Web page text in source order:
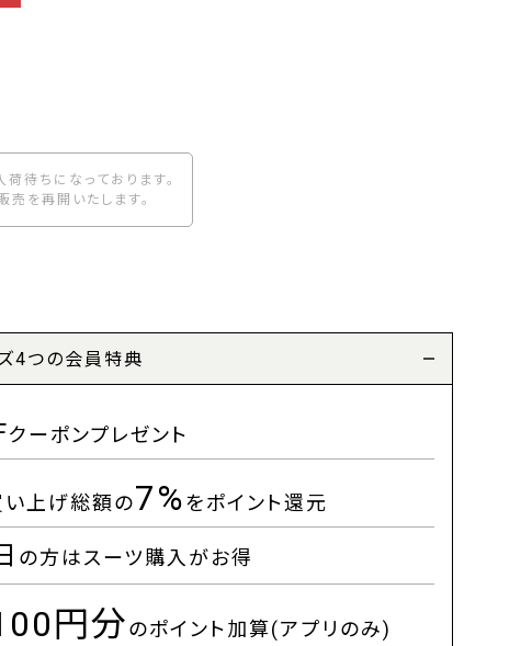
待ちになっております。
売を再開いたします。
4つの会員特典
クーポンプレゼント
上げ総額の7%をポイント還元
の方はスーツ購入がお得
円分のポイント加算(アプリのみ)